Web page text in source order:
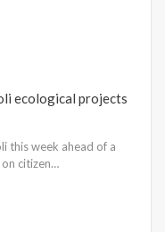
ecological projects
this week ahead of a
citizen…